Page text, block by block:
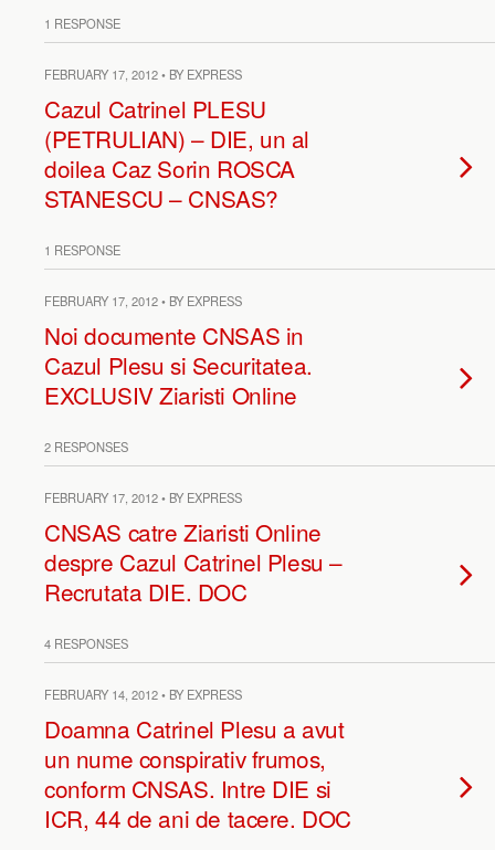
1 RESPONSE
FEBRUARY 17, 2012 • BY EXPRESS
Cazul Catrinel PLESU
(PETRULIAN) – DIE, un al
doilea Caz Sorin ROSCA
STANESCU – CNSAS?
1 RESPONSE
FEBRUARY 17, 2012 • BY EXPRESS
Noi documente CNSAS in
Cazul Plesu si Securitatea.
EXCLUSIV Ziaristi Online
2 RESPONSES
FEBRUARY 17, 2012 • BY EXPRESS
CNSAS catre Ziaristi Online
despre Cazul Catrinel Plesu –
Recrutata DIE. DOC
4 RESPONSES
FEBRUARY 14, 2012 • BY EXPRESS
Doamna Catrinel Plesu a avut
un nume conspirativ frumos,
conform CNSAS. Intre DIE si
ICR, 44 de ani de tacere. DOC